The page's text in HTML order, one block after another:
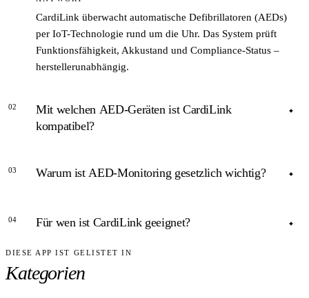
CardiLink überwacht automatische Defibrillatoren (AEDs)
per IoT-Technologie rund um die Uhr. Das System prüft
Funktionsfähigkeit, Akkustand und Compliance-Status –
herstellerunabhängig.
02
Mit welchen AED-Geräten ist CardiLink
kompatibel?
CardiLink ist herstellerunabhängig und kompatibel mit
03 Warum ist AED-Monitoring gesetzlich wichtig?
Mehrere Bundesländer schreiben seit 2020 obligatorische
automatisch Compliance-Berichte für Betreiber.
04 Für wen ist CardiLink geeignet?
ANTWORT
CardiLink richtet sich an Betreiber von AED-Geräten in
DIESE APP IST GELISTET IN
Kategorien